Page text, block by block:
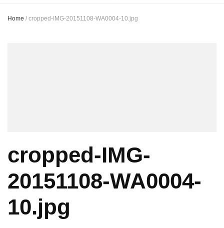
Home / cropped-IMG-20151108-WA0004-10.jpg
cropped-IMG-
20151108-WA0004-
10.jpg